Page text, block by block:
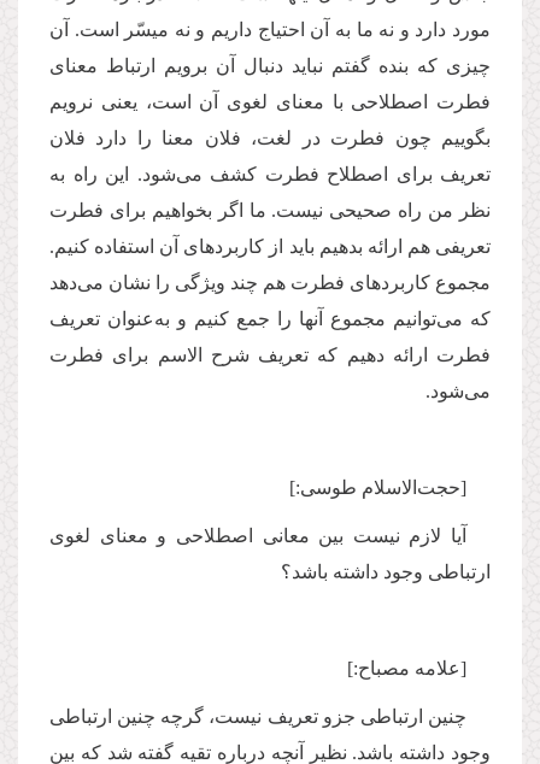
مورد دارد و نه ما به آن احتیاج داریم و نه میسّر است. آن
چیزی که بنده گفتم نباید دنبال آن برویم ارتباط معنای
فطرت اصطلاحی با معنای لغوی آن است، یعنی نرویم
بگوییم چون فطرت در لغت، فلان معنا را دارد فلان
تعریف برای اصطلاح فطرت کشف می‌شود. این راه به
نظر من راه صحیحی نیست. ما اگر بخواهیم برای فطرت
تعریفی هم ارائه بدهیم باید از کاربردهای آن استفاده کنیم.
مجموع کاربردهای فطرت هم چند ویژگی را نشان می‌دهد
که می‌توانیم مجموع آنها را جمع کنیم و به‌عنوان تعریف
فطرت ارائه دهیم که تعریف شرح الاسم برای فطرت
می‌شود.
[حجت‌الاسلام طوسی:]
آیا لازم نیست بین معانی اصطلاحی و معنای لغوی
ارتباطی وجود داشته باشد؟
[علامه مصباح:]
چنین ارتباطی جزو تعریف نیست، گرچه چنین ارتباطی
وجود داشته باشد. نظیر آنچه درباره تقیه گفته شد که بین